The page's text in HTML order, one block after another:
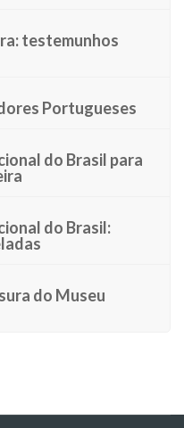
testemunhos
Portugueses
do Brasil para
do Brasil:
do Museu